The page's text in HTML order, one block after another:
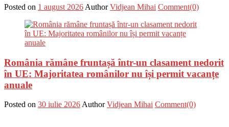
Posted on 1 august 2026 Author Vidjean Mihai Comment(0)
România rămâne fruntașă într-un clasament nedorit
în UE: Majoritatea românilor nu își permit vacanțe
anuale
Posted on 30 iulie 2026 Author Vidjean Mihai Comment(0)